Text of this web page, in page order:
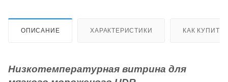
ОПИСАНИЕ ХАРАКТЕРИСТИКИ КАК КУПИТЬ
Низкотемпературная витрина для